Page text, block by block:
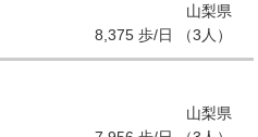
山梨県
8,375 歩/日 （3人）
山梨県